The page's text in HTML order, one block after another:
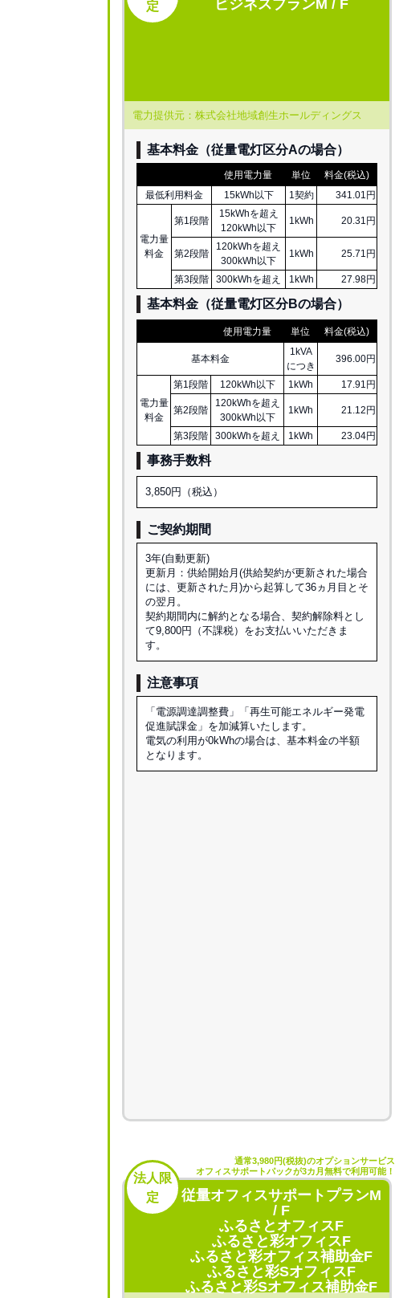
ビジネスプランM / F
電力提供元：株式会社地域創生ホールディングス
定
基本料金（従量電灯区分Aの場合）
使用電力量 単位
料金(税込)
最低利用料金
15kWh以下 1契約 341.01円
電力量
料金
第1段階
15kWhを超え
120kWh以下
1kWh 20.31円
第2段階
120kWhを超え
300kWh以下
1kWh 25.71円
第3段階 300kWhを超え 1kWh 27.98円
基本料金（従量電灯区分Bの場合）
使用電力量 単位 料金(税込)
基本料金
1kVA
につき
396.00円
電力量
料金
第1段階 120kWh以下 1kWh 17.91円
第2段階
120kWhを超え
300kWh以下
1kWh 21.12円
第3段階 300kWhを超え 1kWh 23.04円
事務手数料
3,850円（税込）
ご契約期間
3年(自動更新)
更新月：供給開始月(供給契約が更新された場合
には、更新された月)から起算して36ヵ月目とそ
の翌月。
契約期間内に解約となる場合、契約解除料とし
て9,800円（不課税）をお支払いいただきま
す。
注意事項
「電源調達調整費」「再生可能エネルギー発電
促進賦課金」を加減算いたします。
電気の利用が0kWhの場合は、基本料金の半額
となります。
従量オフィスサポートプランM
/ F
ふるさとオフィスF
ふるさと彩オフィスF
ふるさと彩オフィス補助金F
ふるさと彩SオフィスF
ふるさと彩Sオフィス補助金F
法人限
定
通常3,980円(税抜)のオプションサービス
オフィスサポートパックが3カ月無料で利用可能！